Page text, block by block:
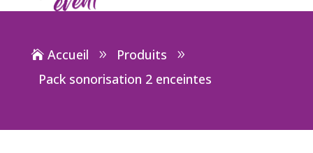
Accueil
Produits
Pack sonorisation 2 enceintes